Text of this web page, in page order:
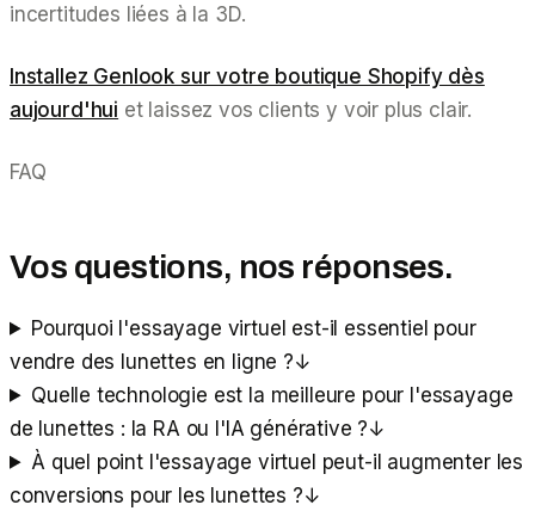
incertitudes liées à la 3D.
Installez Genlook sur votre boutique Shopify dès
aujourd'hui et laissez vos clients y voir plus clair.
FAQ
Vos questions, nos réponses.
Pourquoi l'essayage virtuel est-il essentiel pour
vendre des lunettes en ligne ?↓
Quelle technologie est la meilleure pour l'essayage
de lunettes : la RA ou l'IA générative ?↓
À quel point l'essayage virtuel peut-il augmenter les
conversions pour les lunettes ?↓